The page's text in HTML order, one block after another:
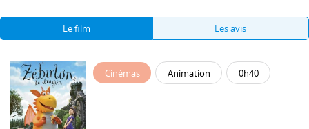
Le film Les avis
Cinémas Animation 0h40